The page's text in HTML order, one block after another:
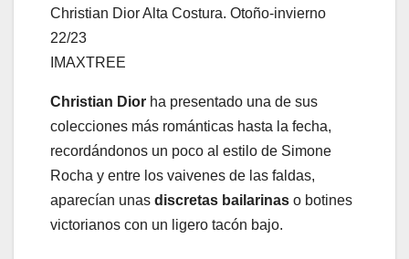
Christian Dior Alta Costura. Otoño-invierno
22/23
IMAXTREE
Christian Dior ha presentado una de sus
colecciones más románticas hasta la fecha,
recordándonos un poco al estilo de Simone
Rocha y entre los vaivenes de las faldas,
aparecían unas discretas bailarinas o botines
victorianos con un ligero tacón bajo.